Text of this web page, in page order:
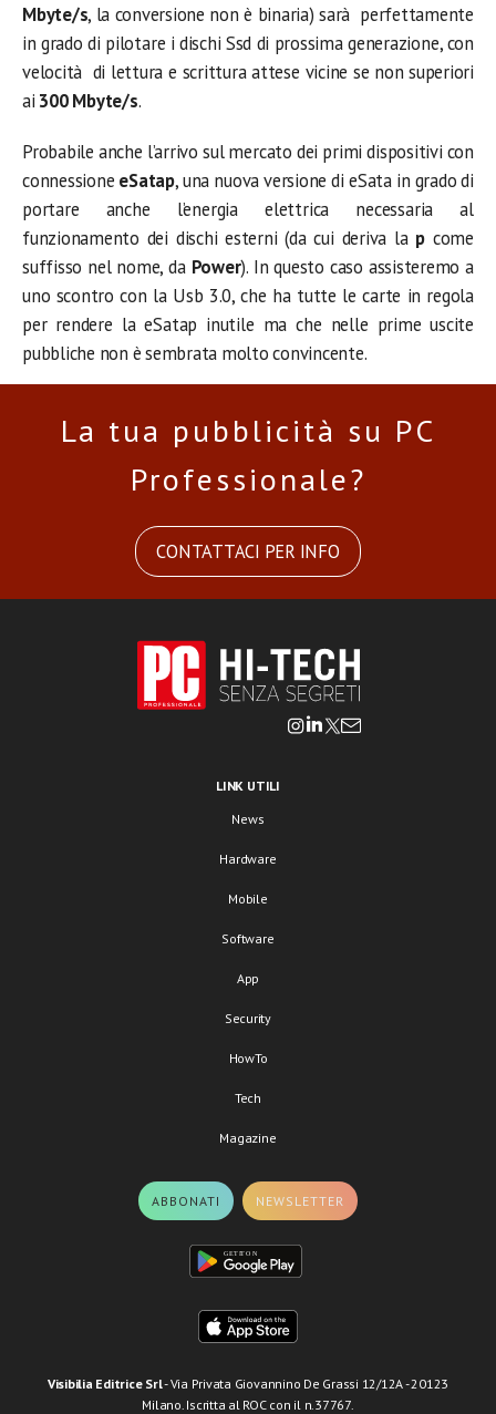
Mbyte/s, la conversione non è binaria) sarà perfettamente
in grado di pilotare i dischi Ssd di prossima generazione, con
velocità di lettura e scrittura attese vicine se non superiori
ai 300 Mbyte/s.
Probabile anche l’arrivo sul mercato dei primi dispositivi con
connessione eSatap, una nuova versione di eSata in grado di
portare anche l’energia elettrica necessaria al
funzionamento dei dischi esterni (da cui deriva la p come
suffisso nel nome, da Power). In questo caso assisteremo a
uno scontro con la Usb 3.0, che ha tutte le carte in regola
per rendere la eSatap inutile ma che nelle prime uscite
pubbliche non è sembrata molto convincente.
La tua pubblicità su PC
Professionale?
CONTATTACI PER INFO
LINK UTILI
News
Hardware
Mobile
Software
App
Security
HowTo
Tech
Magazine
ABBONATI NEWSLETTER
Visibilia Editrice Srl- Via Privata Giovannino De Grassi 12/12A - 20123
Milano. Iscritta al ROC con il n.37767.